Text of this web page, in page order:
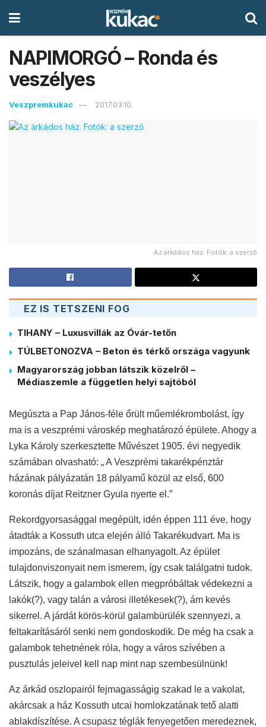
NAPIMORGÓ – Ronda és
veszélyes
Veszpremkukac 2017.03.10.
Az árkádos ház. Fotók: a szerző
EZ IS TETSZENI FOG
TIHANY – Luxusvillák az Óvár-tetőn
TÚLBETONOZVA – Beton és térkő országa vagyunk
Magyarország jobban látszik közelről –
Médiaszemle a független helyi sajtóból
Megúszta a Pap János-féle őrült műemlékrombolást, így
ma is a veszprémi városkép meghatározó épülete. Ahogy a
Lyka Károly szerkesztette Művészet 1905. évi negyedik
számában olvasható: „ A Veszprémi takarékpénztár
házának pályázatán 18 pályamű közül az első, 600
koronás díjat Reitzner Gyula nyerte el.”
Rekordgyorsasággal megépült, idén éppen 111 éve, hogy
átadták a Kossuth utca elején álló Takarékudvart. Ma is
impozáns, de szánalmasan elhanyagolt. Az épület
tulajdonviszonyait nem ismerem, így csak találgatni tudok.
Látszik, hogy a galambok ellen megpróbáltak védekezni a
lakók(?), vagy talán a városi illetékesek(?), ám kevés
sikerrel. A járdát körös-körül galambürülék szennyezi, a
feltakarításáról senki nem gondoskodik. De még ha csak a
galambok tehetnének róla, hogy a város szívében a
pusztulás jeleivel kell nap mint nap szembesülnünk!
Az árkád oszlopairól fejmagasságig szakad le a vakolat,
akárcsak a ház Kossuth utcai homlokzatának tető alatti
ablakdíszítése. A csupasz téglák fenyegetően meredeznek,